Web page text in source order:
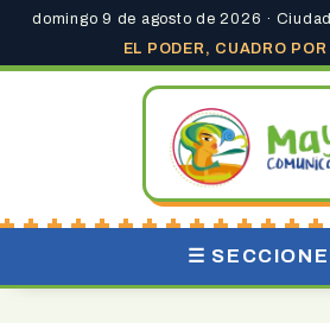
domingo 9 de agosto de 2026 ·
EL PODER, CUADRO
☰